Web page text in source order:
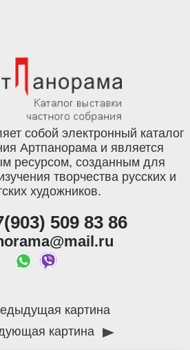
собой электронный каталог
Артпанорама и является
ресурсом, созданным для
творчества русских и
художников.
509 83 86
картина
картина